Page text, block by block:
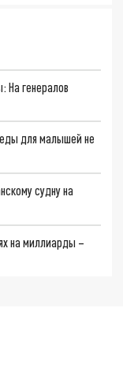
На генералов
для малышей не
судну на
на миллиарды –